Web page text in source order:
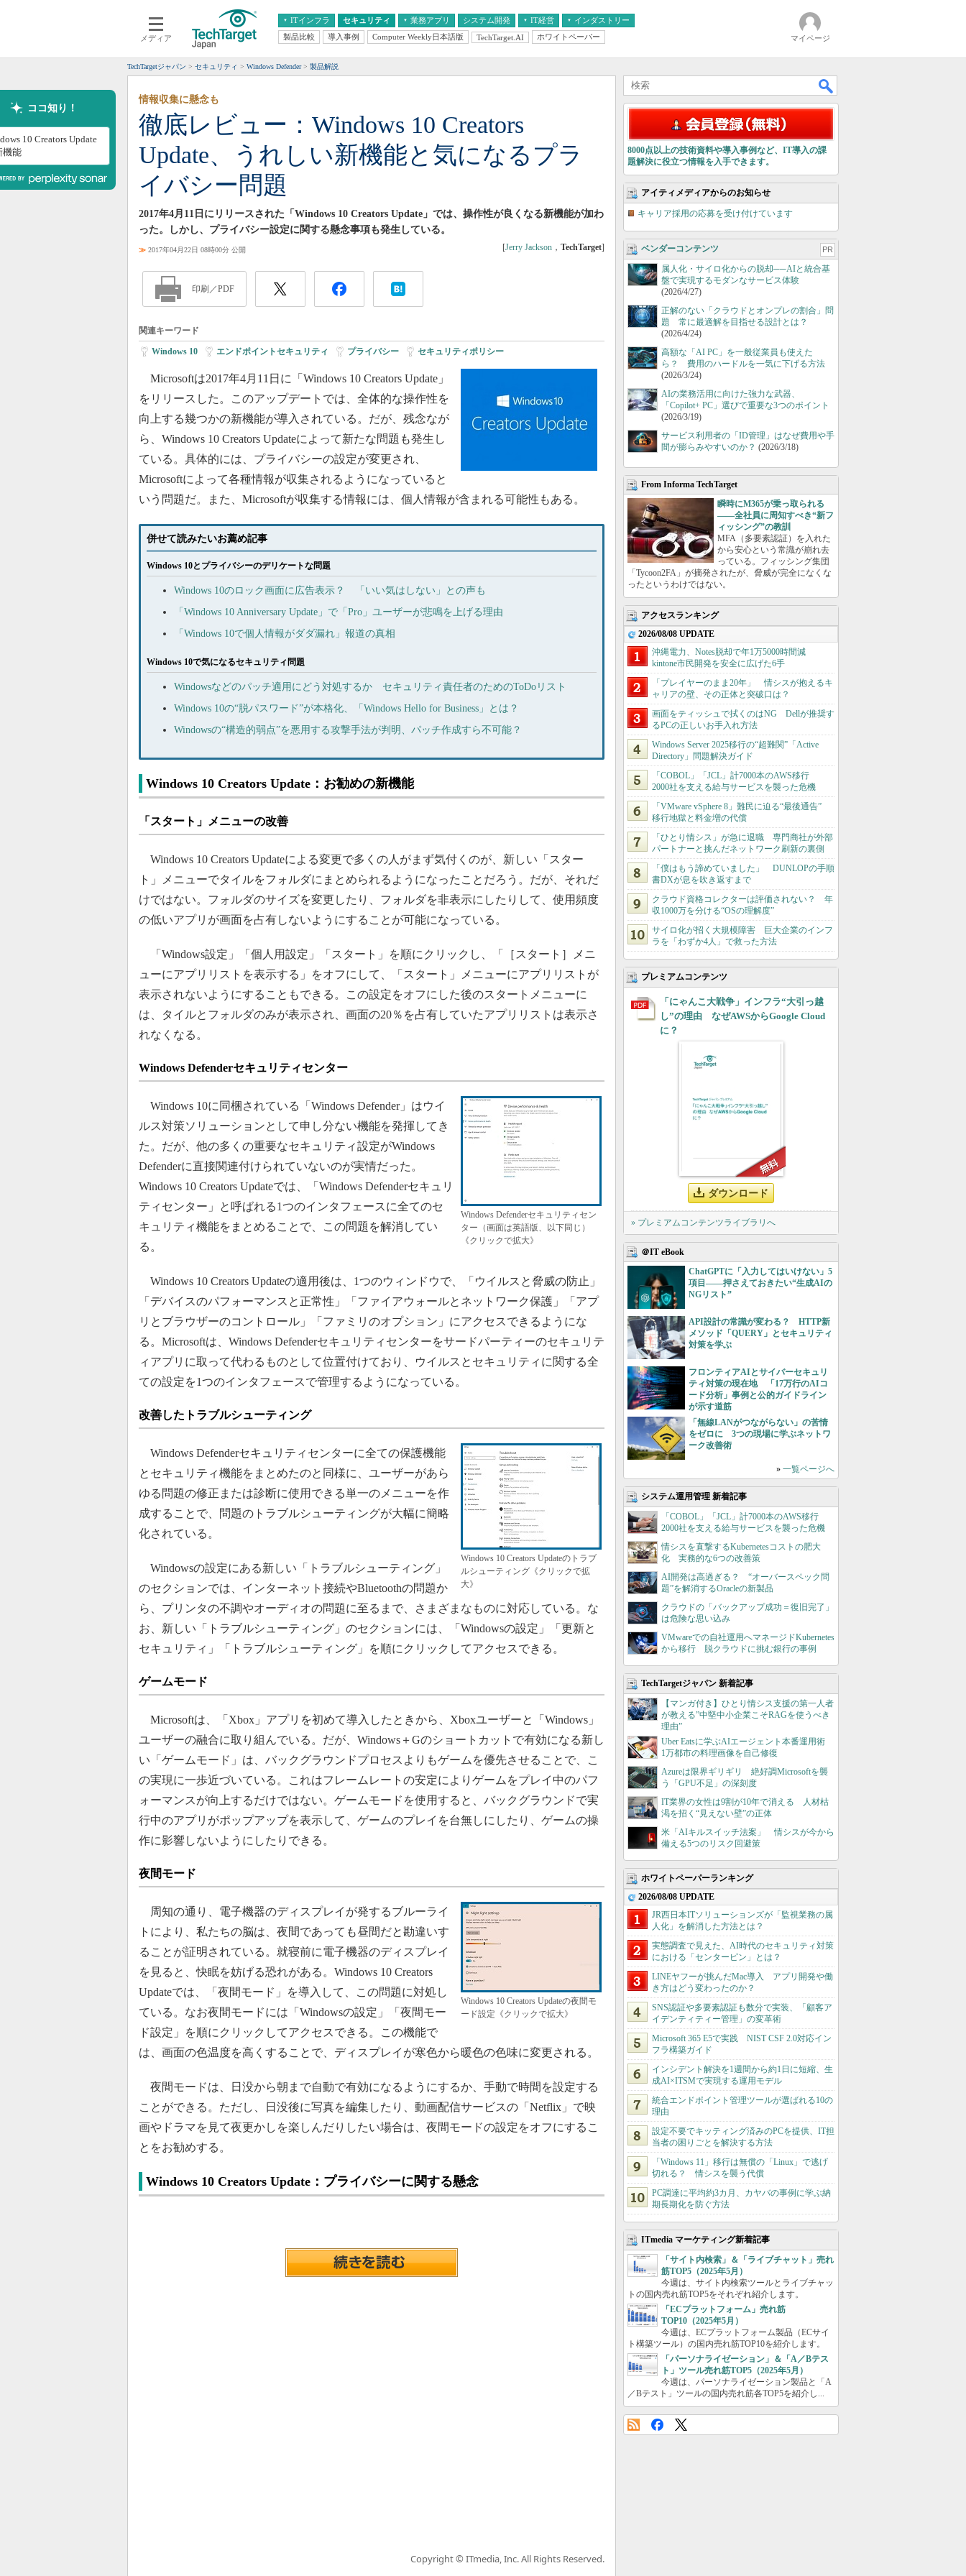
メディア
ITインフラ
クラウド
スマートモバイル
ネットワーク
システム運用管理
セキュリティ 業務アプリ
エンタープライズAI
ERP
情報系システム
システム開発 IT経営
経営とIT
インダストリー
医療IT
製品比較 導入事例 Computer Weekly日本語版 TechTarget.AI ホワイトペーパー マイページ
TechTargetジャパン セキュリティ Windows Defender 製品解説
ココ知り！
10 Creators Update
機能
徹底レビュー：Windows 10 Creators
Update、うれしい新機能と気になるプラ
イバシー問題
情報収集に懸念も
2017年4月11日にリリースされた「Windows 10 Creators Update」では、操作性が良くなる新機能が加わ
った。しかし、プライバシー設定に関する懸念事項も発生している。
≫ 2017年04月22日 08時00分 公開 [Jerry Jackson ， TechTarget]
印刷／PDF
関連キーワード
Windows 10 エンドポイントセキュリティ プライバシー セキュリティポリシー
Microsoftは2017年4月11日に「Windows 10 Creators Update」
をリリースした。このアップデートでは、全体的な操作性を
向上する幾つかの新機能が導入されている。だが、残念なが
ら、Windows 10 Creators Updateによって新たな問題も発生し
ている。具体的には、プライバシーの設定が変更され、
Microsoftによって各種情報が収集されるようになっていると
いう問題だ。また、Microsoftが収集する情報には、個人情報が含まれる可能性もある。
併せて読みたいお薦め記事
Windows 10とプライバシーのデリケートな問題
Windows 10のロック画面に広告表示？ 「いい気はしない」との声も
「Windows 10 Anniversary Update」で「Pro」ユーザーが悲鳴を上げる理由
「Windows 10で個人情報がダダ漏れ」報道の真相
Windows 10で気になるセキュリティ問題
Windowsなどのパッチ適用にどう対処するか セキュリティ責任者のためのToDoリスト
Windows 10の“脱パスワード”が本格化、「Windows Hello for Business」とは？
Windowsの“構造的弱点”を悪用する攻撃手法が判明、パッチ作成すら不可能？
Windows 10 Creators Update：お勧めの新機能
「スタート」メニューの改善
Windows 10 Creators Updateによる変更で多くの人がまず気付くのが、新しい「スター
ト」メニューでタイルをフォルダにまとめられるようになったことだろう。だが、それだ
けではない。フォルダのサイズを変更したり、フォルダを非表示にしたりして、使用頻度
の低いアプリが画面を占有しないようにすることが可能になっている。
「Windows設定」「個人用設定」「スタート」を順にクリックし、「［スタート］メニ
ューにアプリリストを表示する」をオフにして、「スタート」メニューにアプリリストが
表示されないようにすることもできる。この設定をオフにした後のスタートメニューに
は、タイルとフォルダのみが表示され、画面の20％を占有していたアプリリストは表示さ
れなくなる。
Windows Defenderセキュリティセンター
Windows Defenderセキュリティセン
ター（画面は英語版、以下同じ）
《クリックで拡大》
Windows 10に同梱されている「Windows Defender」はウイ
ルス対策ソリューションとして申し分ない機能を発揮してき
た。だが、他の多くの重要なセキュリティ設定がWindows
Defenderに直接関連付けられていないのが実情だった。
Windows 10 Creators Updateでは、「Windows Defenderセキュリ
ティセンター」と呼ばれる1つのインタフェースに全てのセ
キュリティ機能をまとめることで、この問題を解消してい
る。
Windows 10 Creators Updateの適用後は、1つのウィンドウで、「ウイルスと脅威の防止」
「デバイスのパフォーマンスと正常性」「ファイアウォールとネットワーク保護」「アプ
リとブラウザーのコントロール」「ファミリのオプション」にアクセスできるようにな
る。Microsoftは、Windows Defenderセキュリティセンターをサードパーティーのセキュリテ
ィアプリに取って代わるものとして位置付けており、ウイルスとセキュリティに関する全
ての設定を1つのインタフェースで管理するようになっている。
改善したトラブルシューティング
Windows 10 Creators Updateのトラブ
ルシューティング《クリックで拡
大》
Windows Defenderセキュリティセンターに全ての保護機能
とセキュリティ機能をまとめたのと同様に、ユーザーがあら
ゆる問題の修正または診断に使用できる単一のメニューを作
成することで、問題のトラブルシューティングが大幅に簡略
化されている。
Windowsの設定にある新しい「トラブルシューティング」
のセクションでは、インターネット接続やBluetoothの問題か
ら、プリンタの不調やオーディオの問題に至るまで、さまざまなものに対応している。な
お、新しい「トラブルシューティング」のセクションには、「Windowsの設定」「更新と
セキュリティ」「トラブルシューティング」を順にクリックしてアクセスできる。
ゲームモード
Microsoftは、「Xbox」アプリを初めて導入したときから、Xboxユーザーと「Windows」
ユーザーの融合に取り組んでいる。だが、Windows＋Gのショートカットで有効になる新し
い「ゲームモード」は、バックグラウンドプロセスよりもゲームを優先させることで、こ
の実現に一歩近づいている。これはフレームレートの安定によりゲームをプレイ中のパフ
ォーマンスが向上するだけではない。ゲームモードを使用すると、バックグラウンドで実
行中のアプリがポップアップを表示して、ゲームのプレイを台無しにしたり、ゲームの操
作に影響しないようにしたりできる。
夜間モード
Windows 10 Creators Updateの夜間モ
ード設定《クリックで拡大》
周知の通り、電子機器のディスプレイが発するブルーライ
トにより、私たちの脳は、夜間であっても昼間だと勘違いす
ることが証明されている。就寝前に電子機器のディスプレイ
を見ると、快眠を妨げる恐れがある。Windows 10 Creators
Updateでは、「夜間モード」を導入して、この問題に対処し
ている。なお夜間モードには「Windowsの設定」「夜間モー
ド設定」を順にクリックしてアクセスできる。この機能で
は、画面の色温度を高くすることで、ディスプレイが寒色から暖色の色味に変更される。
夜間モードは、日没から朝まで自動で有効になるようにするか、手動で時間を設定する
ことができる。ただし、日没後に写真を編集したり、動画配信サービスの「Netflix」で映
画やドラマを見て夜更かしを楽しんだりしたい場合は、夜間モードの設定をオフにするこ
とをお勧めする。
Windows 10 Creators Update：プライバシーに関する懸念
Copyright © ITmedia, Inc. All Rights Reserved.
8000点以上の技術資料や導入事例など、IT導入の課
題解決に役立つ情報を入手できます。
アイティメディアからのお知らせ
キャリア採用の応募を受け付けています
ベンダーコンテンツ PR
属人化・サイロ化からの脱却──AIと統合基
盤で実現するモダンなサービス体験
(2026/4/27)
正解のない「クラウドとオンプレの割合」問
題 常に最適解を目指せる設計とは？
(2026/4/24)
高額な「AI PC」を一般従業員も使えた
ら？ 費用のハードルを一気に下げる方法
(2026/3/24)
AIの業務活用に向けた強力な武器、
「Copilot+ PC」選びで重要な3つのポイント
(2026/3/19)
サービス利用者の「ID管理」はなぜ費用や手
間が膨らみやすいのか？ (2026/3/18)
From Informa TechTarget
瞬時にM365が乗っ取られる
――全社員に周知すべき“新フ
ィッシング”の教訓
MFA（多要素認証）を入れた
から安心という常識が崩れ去
っている。フィッシング集団
「Tycoon2FA」が摘発されたが、脅威が完全になくな
ったというわけではない。
アクセスランキング
2026/08/08 UPDATE
沖縄電力、Notes脱却で年1万5000時間減
kintone市民開発を安全に広げた6手
「プレイヤーのまま20年」 情シスが抱えるキ
ャリアの壁、その正体と突破口は？
画面をティッシュで拭くのはNG Dellが推奨す
るPCの正しいお手入れ方法
Windows Server 2025移行の“超難関”「Active
Directory」問題解決ガイド
「COBOL」「JCL」計7000本のAWS移行
2000社を支える給与サービスを襲った危機
「VMware vSphere 8」難民に迫る“最後通告”
移行地獄と料金増の代償
「ひとり情シス」が急に退職 専門商社が外部
パートナーと挑んだネットワーク刷新の裏側
「僕はもう諦めていました」 DUNLOPの手順
書DXが息を吹き返すまで
クラウド資格コレクターは評価されない？ 年
収1000万を分ける“OSの理解度”
サイロ化が招く大規模障害 巨大企業のインフ
ラを「わずか4人」で救った方法
プレミアムコンテンツ
「にゃんこ大戦争」インフラ“大引っ越
し”の理由 なぜAWSからGoogle Cloud
に？
ダウンロード
» プレミアムコンテンツライブラリへ
＠IT eBook
ChatGPTに「入力してはいけない」5
項目――押さえておきたい“生成AIの
NGリスト”
API設計の常識が変わる？ HTTP新
メソッド「QUERY」とセキュリティ
対策を学ぶ
フロンティアAIとサイバーセキュリ
ティ対策の現在地 「17万行のAIコ
ード分析」事例と公的ガイドライン
が示す道筋
「無線LANがつながらない」の苦情
をゼロに 3つの現場に学ぶネットワ
ーク改善術
» 一覧ページへ
システム運用管理 新着記事
「COBOL」「JCL」計7000本のAWS移行
2000社を支える給与サービスを襲った危機
情シスを直撃するKubernetesコストの肥大
化 実務的な6つの改善策
AI開発は高過ぎる？ “オーバースペック問
題”を解消するOracleの新製品
クラウドの「バックアップ成功＝復旧完了」
は危険な思い込み
VMwareでの自社運用へマネージドKubernetes
から移行 脱クラウドに挑む銀行の事例
TechTargetジャパン 新着記事
【マンガ付き】ひとり情シス支援の第一人者
が教える”中堅中小企業こそRAGを使うべき
理由”
Uber Eatsに学ぶAIエージェント本番運用術
1万都市の料理画像を自己修復
Azureは限界ギリギリ 絶好調Microsoftを襲
う「GPU不足」の深刻度
IT業界の女性は9割が10年で消える 人材枯
渇を招く“見えない壁”の正体
米「AIキルスイッチ法案」 情シスが今から
備える5つのリスク回避策
ホワイトペーパーランキング
2026/08/08 UPDATE
JR西日本ITソリューションズが「監視業務の属
人化」を解消した方法とは？
実態調査で見えた、AI時代のセキュリティ対策
における「センターピン」とは？
LINEヤフーが挑んだMac導入 アプリ開発や働
き方はどう変わったのか？
SNS認証や多要素認証も数分で実装、「顧客ア
イデンティティー管理」の変革術
Microsoft 365 E5で実践 NIST CSF 2.0対応イン
フラ構築ガイド
インシデント解決を1週間から約1日に短縮、生
成AI×ITSMで実現する運用モデル
統合エンドポイント管理ツールが選ばれる10の
理由
設定不要でキッティング済みのPCを提供、IT担
当者の困りごとを解決する方法
「Windows 11」移行は無償の「Linux」で逃げ
切れる？ 情シスを襲う代償
PC調達に平均約3カ月、カヤバの事例に学ぶ納
期長期化を防ぐ方法
ITmedia マーケティング新着記事
「サイト内検索」＆「ライブチャット」売れ
筋TOP5（2025年5月）
今週は、サイト内検索ツールとライブチャッ
トの国内売れ筋TOP5をそれぞれ紹介します。
「ECプラットフォーム」売れ筋
TOP10（2025年5月）
今週は、ECプラットフォーム製品（ECサイ
ト構築ツール）の国内売れ筋TOP10を紹介します。
「パーソナライゼーション」＆「A／Bテス
ト」ツール売れ筋TOP5（2025年5月）
今週は、パーソナライゼーション製品と「A
／Bテスト」ツールの国内売れ筋各TOP5を紹介し...